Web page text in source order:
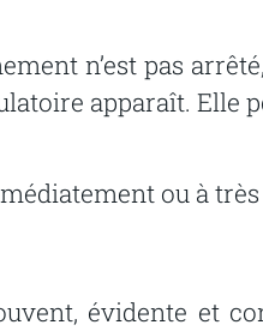
n’est pas
apparaît. Elle
ou à
évidente et